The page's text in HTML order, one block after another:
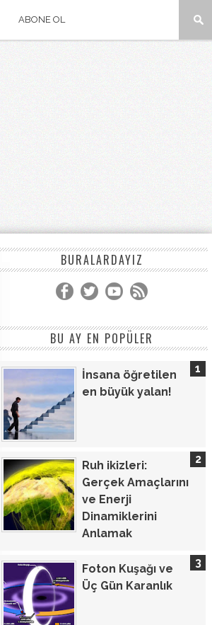
ABONE OL
BURALARDAYIZ
BU AY EN POPÜLER
İnsana öğretilen
en büyük yalan!
Ruh ikizleri:
Gerçek Amaçlarını
ve Enerji
Dinamiklerini
Anlamak
Foton Kuşağı ve
Üç Gün Karanlık